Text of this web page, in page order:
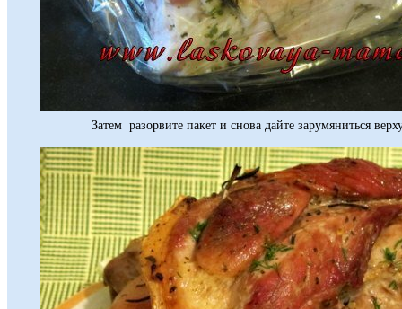
Затем разорвите пакет и снова дайте зарумяниться